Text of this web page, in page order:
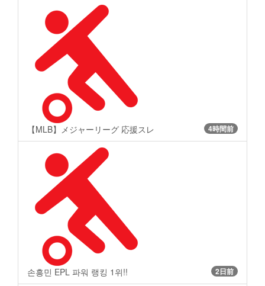
【MLB】メジャーリーグ 応援スレ 4時間前
손흥민 EPL 파워 랭킹 1위!! 2日前